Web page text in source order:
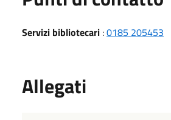
Servizi bibliotecari :0185 205453
Allegati